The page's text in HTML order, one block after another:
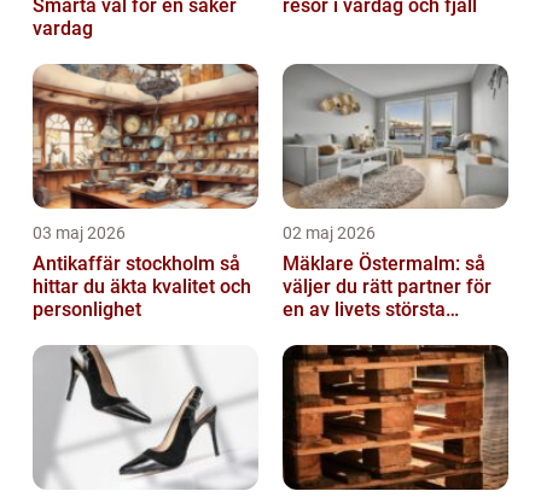
Smarta val för en säker
vardag
resor i vardag och fjäll
03 maj 2026
Antikaffär stockholm så
hittar du äkta kvalitet och
personlighet
02 maj 2026
Mäklare Östermalm: så
väljer du rätt partner för
en av livets största